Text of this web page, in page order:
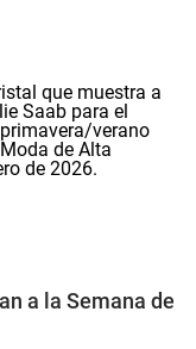
a la Semana de